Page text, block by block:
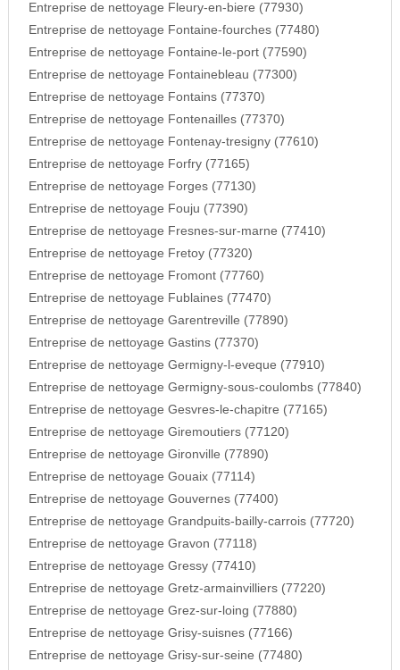
Entreprise de nettoyage Fleury-en-biere (77930)
Entreprise de nettoyage Fontaine-fourches (77480)
Entreprise de nettoyage Fontaine-le-port (77590)
Entreprise de nettoyage Fontainebleau (77300)
Entreprise de nettoyage Fontains (77370)
Entreprise de nettoyage Fontenailles (77370)
Entreprise de nettoyage Fontenay-tresigny (77610)
Entreprise de nettoyage Forfry (77165)
Entreprise de nettoyage Forges (77130)
Entreprise de nettoyage Fouju (77390)
Entreprise de nettoyage Fresnes-sur-marne (77410)
Entreprise de nettoyage Fretoy (77320)
Entreprise de nettoyage Fromont (77760)
Entreprise de nettoyage Fublaines (77470)
Entreprise de nettoyage Garentreville (77890)
Entreprise de nettoyage Gastins (77370)
Entreprise de nettoyage Germigny-l-eveque (77910)
Entreprise de nettoyage Germigny-sous-coulombs (77840)
Entreprise de nettoyage Gesvres-le-chapitre (77165)
Entreprise de nettoyage Giremoutiers (77120)
Entreprise de nettoyage Gironville (77890)
Entreprise de nettoyage Gouaix (77114)
Entreprise de nettoyage Gouvernes (77400)
Entreprise de nettoyage Grandpuits-bailly-carrois (77720)
Entreprise de nettoyage Gravon (77118)
Entreprise de nettoyage Gressy (77410)
Entreprise de nettoyage Gretz-armainvilliers (77220)
Entreprise de nettoyage Grez-sur-loing (77880)
Entreprise de nettoyage Grisy-suisnes (77166)
Entreprise de nettoyage Grisy-sur-seine (77480)